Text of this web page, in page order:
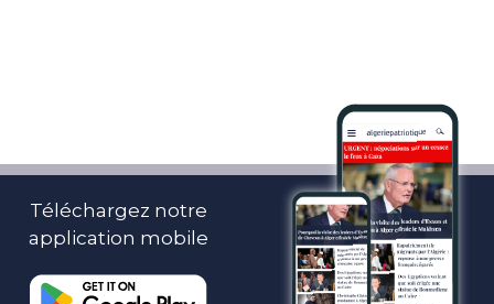
Téléchargez notre
application mobile